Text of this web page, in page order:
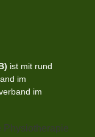
ist mit rund
im
im